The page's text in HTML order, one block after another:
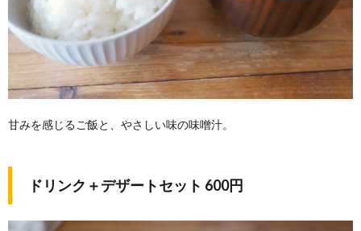
甘みを感じるご飯と、やさしい味の味噌汁。
ドリンク＋デザートセット 600円